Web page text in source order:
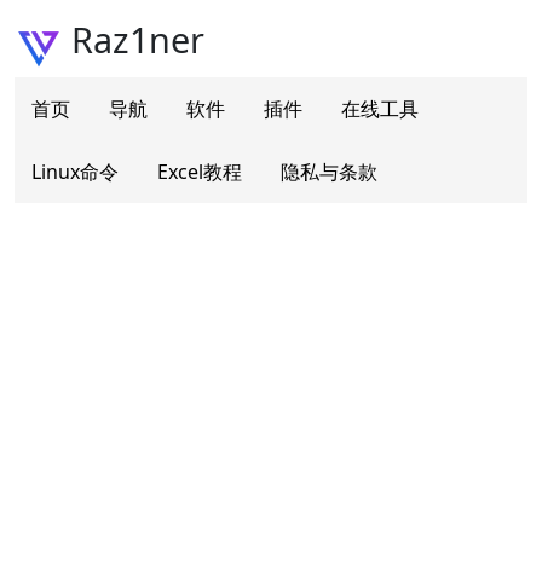
Raz1ner
首页 导航 软件 插件 在线工具
Linux命令 Excel教程 隐私与条款